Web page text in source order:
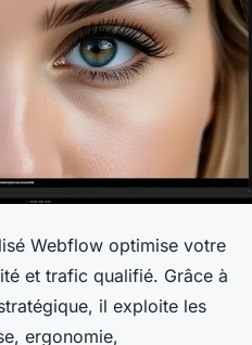
Webflow optimise votre
et trafic qualifié. Grâce à
il exploite les
ergonomie,